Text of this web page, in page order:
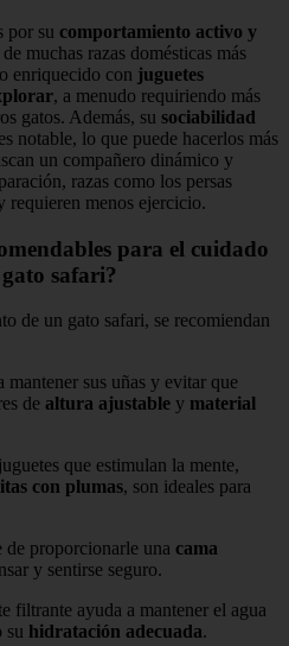
por su comportamiento activo y
muchas razas domésticas más
enriquecido con juguetes
, a menudo requiriendo más
gatos. Además, su sociabilidad
notable, lo que puede hacerlos más
un compañero dinámico y
razas como los persas
requieren menos ejercicio.
para el cuidado
safari?
de un gato safari, se recomiendan
mantener sus uñas y evitar que
de altura ajustable y material
que estimulan la mente,
con plumas, son ideales para
de proporcionarle una cama
y sentirse seguro.
filtrante ayuda a mantener el agua
su hidratación adecuada.